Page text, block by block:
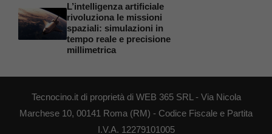
L’intelligenza artificiale
rivoluziona le missioni
spaziali: simulazioni in
tempo reale e precisione
millimetrica
Tecnocino.it di proprietà di WEB 365 SRL - Via Nicola
Marchese 10, 00141 Roma (RM) - Codice Fiscale e Partita
I.V.A. 12279101005